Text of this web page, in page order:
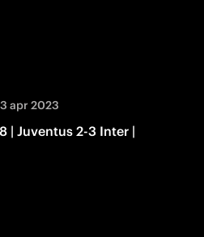
3 apr 2023
| Juventus 2-3 Inter |